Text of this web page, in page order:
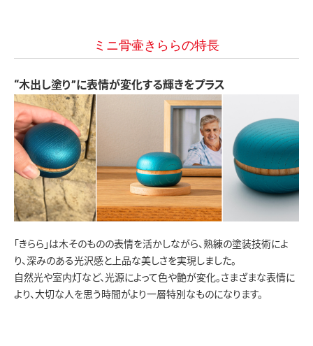
ミニ骨壷きららの特長
“木出し塗り”に表情が変化する輝きをプラス
「きらら」は木そのものの表情を活かしながら、熟練の塗装技術によ
り、深みのある光沢感と上品な美しさを実現しました。
自然光や室内灯など、光源によって色や艶が変化。さまざまな表情に
より、大切な人を思う時間がより一層特別なものになります。